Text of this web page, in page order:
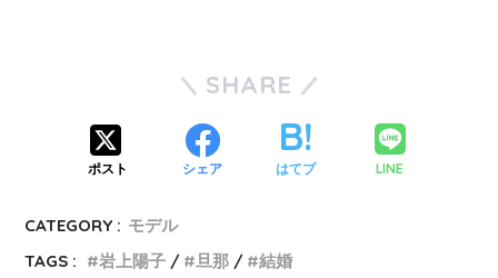
SHARE
ポスト シェア はてブ LINE
CATEGORY : モデル
TAGS :
岩上陽子 旦那 結婚